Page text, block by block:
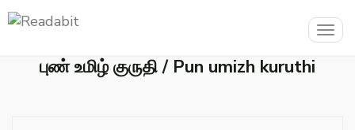
புண் உமிழ் குருதி / Pun umizh kuruthi